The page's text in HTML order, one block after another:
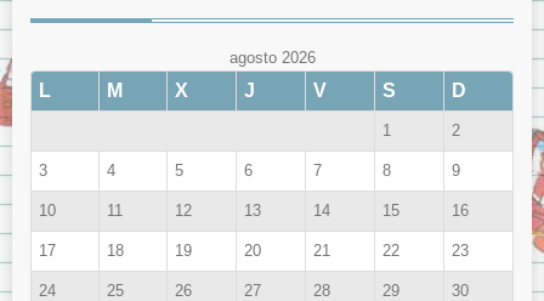
agosto 2026
L M X J V S D
1 2
3 4 5 6 7 8 9
10 11 12 13 14 15 16
17 18 19 20 21 22 23
24 25 26 27 28 29 30